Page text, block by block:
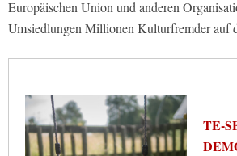
Europäischen Union und anderen
Umsiedlungen Millionen Kulturfremder auf
TE-